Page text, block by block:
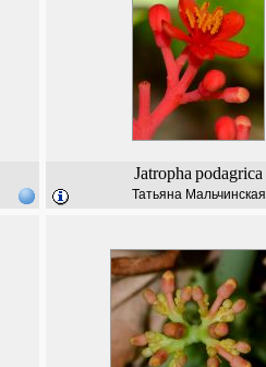
Jatropha podagrica
Татьяна Мальчинская